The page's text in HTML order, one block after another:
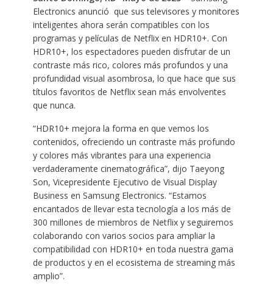
Electronics anunció que sus televisores y monitores
inteligentes ahora serán compatibles con los
programas y películas de Netflix en HDR10+. Con
HDR10+, los espectadores pueden disfrutar de un
contraste más rico, colores más profundos y una
profundidad visual asombrosa, lo que hace que sus
títulos favoritos de Netflix sean más envolventes
que nunca.
“HDR10+ mejora la forma en que vemos los
contenidos, ofreciendo un contraste más profundo
y colores más vibrantes para una experiencia
verdaderamente cinematográfica”, dijo Taeyong
Son, Vicepresidente Ejecutivo de Visual Display
Business en Samsung Electronics. “Estamos
encantados de llevar esta tecnología a los más de
300 millones de miembros de Netflix y seguiremos
colaborando con varios socios para ampliar la
compatibilidad con HDR10+ en toda nuestra gama
de productos y en el ecosistema de streaming más
amplio”.